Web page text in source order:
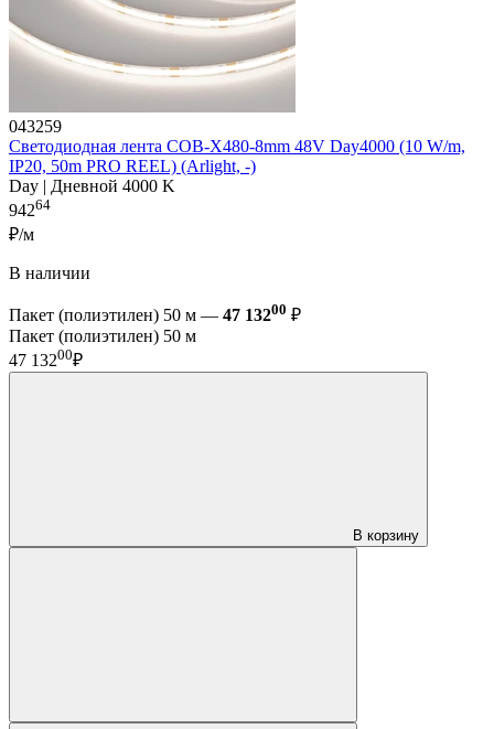
043259
Светодиодная лента COB-X480-8mm 48V Day4000 (10 W/m,
IP20, 50m PRO REEL) (Arlight, -)
Day | Дневной 4000 K
94264
₽/м
В наличии
Пакет (полиэтилен) 50 м — 47 13200 ₽
Пакет (полиэтилен) 50 м
47 13200₽
В корзину